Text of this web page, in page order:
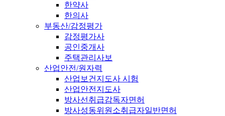
한약사
한의사
부동산/감정평가
감정평가사
공인중개사
주택관리사보
산업안전/원자력
산업보건지도사 시험
산업안전지도사
방사선취급감독자면허
방사성동위원소취급자일반면허